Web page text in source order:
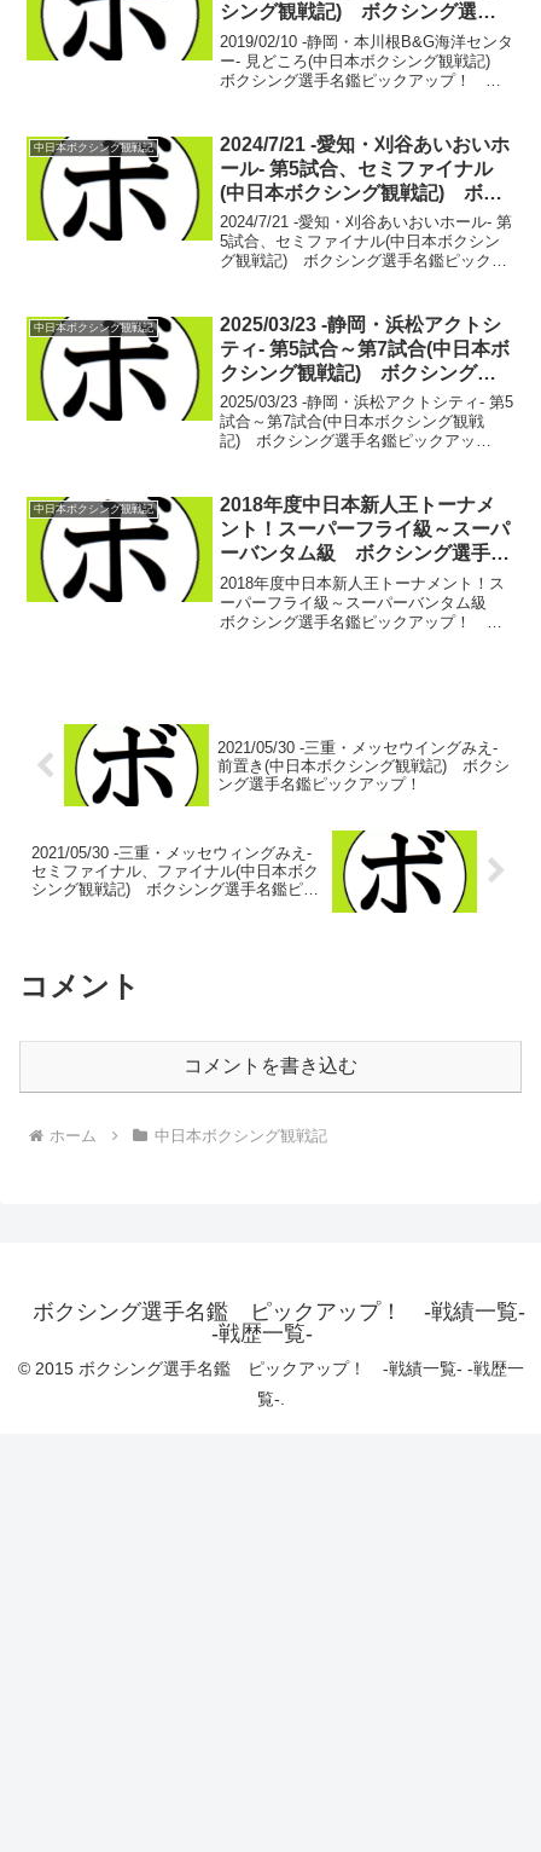
シング観戦記) ボクシング選手
名鑑ピックアップ！
2019/02/10 -静岡・本川根B&G海洋センタ
ー- 見どころ(中日本ボクシング観戦記)
ボクシング選手名鑑ピックアップ！ 琉
舎町…。沖縄のリングで活躍し、日...
中日本ボクシング観戦記
2024/7/21 -愛知・刈谷あいおいホ
ール- 第5試合、セミファイナル
(中日本ボクシング観戦記) ボク
シング選手名鑑ピックアップ！
2024/7/21 -愛知・刈谷あいおいホール- 第
5試合、セミファイナル(中日本ボクシン
グ観戦記) ボクシング選手名鑑ピックア
心) 入場の時点からセコンドと共...
中日本ボクシング観戦記
2025/03/23 -静岡・浜松アクトシ
ティ- 第5試合～第7試合(中日本ボ
クシング観戦記) ボクシング選
手名鑑ピックアップ！
2025/03/23 -静岡・浜松アクトシティ- 第5
試合～第7試合(中日本ボクシング観戦
記) ボクシング選手名鑑ピックアッ
勝(2KO)2敗1分中...
中日本ボクシング観戦記
2018年度中日本新人王トーナメ
ント！スーパーフライ級～スーパ
ーバンタム級 ボクシング選手名
鑑ピックアップ！ 2018/01/31
2018年度中日本新人王トーナメント！ス
ーパーフライ級～スーパーバンタム級
ボクシング選手名鑑ピックアップ！
2021/05/30 -三重・メッセウイングみえ-
前置き(中日本ボクシング観戦記) ボクシ
ング選手名鑑ピックアップ！
2021/05/30 -三重・メッセウィングみえ-
セミファイナル、ファイナル(中日本ボク
シング観戦記) ボクシング選手名鑑ピッ
コメント
コメントを書き込む
ホーム 中日本ボクシング観戦記
ボクシング選手名鑑 ピックアップ！ -戦績一覧-
-戦歴一覧-
© 2015 ボクシング選手名鑑 ピックアップ！ -戦績一覧- -戦歴一
覧-.